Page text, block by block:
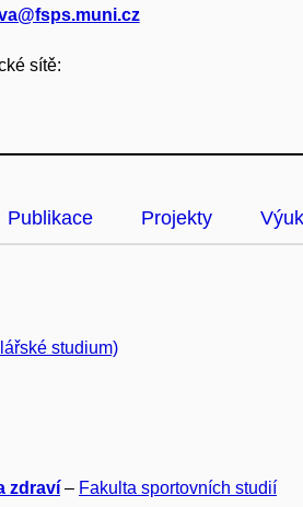
sítě:
Publikace Projekty
studium)
zdraví – Fakulta sportovních studií